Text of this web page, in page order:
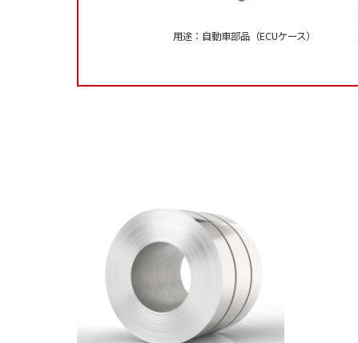
用途：自動車部品（ECUケース）